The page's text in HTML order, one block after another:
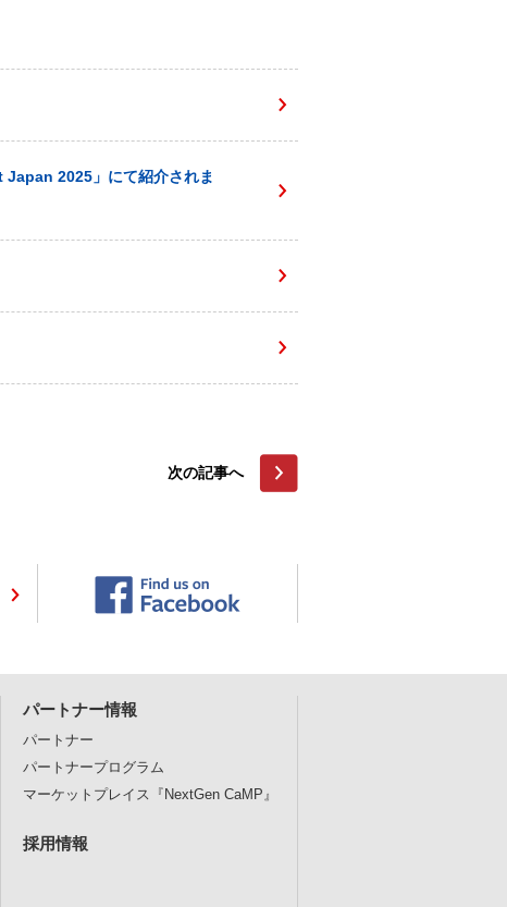
2025」にて紹介されま
次の記事へ
パートナー情報
パートナー
パートナープログラム
マーケットプレイス 『NextGen CaMP』
採用情報